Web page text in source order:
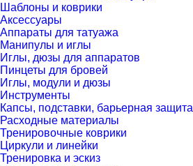
Шаблоны и коврики
Аксессуары
Аппараты для татуажа
Манипулы и иглы
Иглы, дюзы для аппаратов
Пинцеты для бровей
Иглы, модули и дюзы
Инструменты
Капсы, подставки, барьерная защита
Расходные материалы
Тренировочные коврики
Циркули и линейки
Тренировка и эскиз